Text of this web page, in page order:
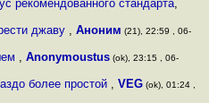
рекомендованного стандарта,
джаву ,Аноним (21), 22:59 , 06-
, Anonymoustus(ok), 23:15 , 06-
более простой , VEG(ok), 01:24 ,